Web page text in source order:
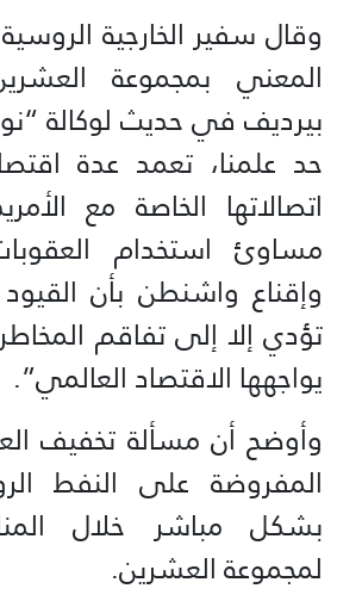
وقال سفير الخارجية
المعني بمجموعة
بيرديف في حديث لوكالة
حد علمنا، تعمد عدة
اتصالاتها الخاصة مع
مساوئ استخدام
وإقناع واشنطن بأن القيود
تؤدي إلا إلى تفاقم
يواجهها الاقتصاد العالمي”.
وأوضح أن مسألة تخفيف
المفروضة على النفط
بشكل مباشر خلال
لمجموعة العشرين.